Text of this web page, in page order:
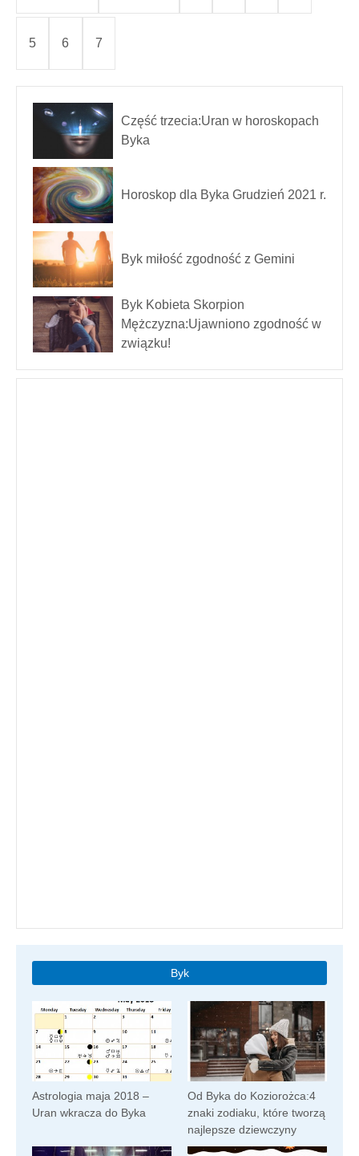
5 6 7
Część trzecia:Uran w horoskopach
Byka
Horoskop dla Byka Grudzień 2021 r.
Byk miłość zgodność z Gemini
Byk Kobieta Skorpion
Mężczyzna:Ujawniono zgodność w
związku!
Byk
Astrologia maja 2018 –
Uran wkracza do Byka
Od Byka do Koziorożca:4
znaki zodiaku, które tworzą
najlepsze dziewczyny